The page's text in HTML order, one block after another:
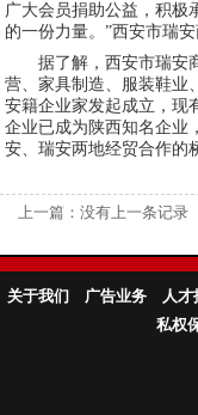
广大会员捐助公益，积极
的一份力量。”西安市瑞
据了解，西安市瑞安
营、家具制造、服装鞋业
安籍企业家发起成立，现
企业已成为陕西知名企业
安、瑞安两地经贸合作的
上一篇：没有上一条记录
关于我们 广告业务 人才
私权